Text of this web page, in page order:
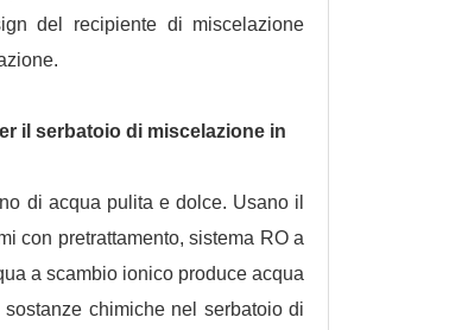
del recipiente di miscelazione
il serbatoio di miscelazione in
di acqua pulita e dolce. Usano il
con pretrattamento, sistema RO a
a scambio ionico produce acqua
chimiche nel serbatoio di